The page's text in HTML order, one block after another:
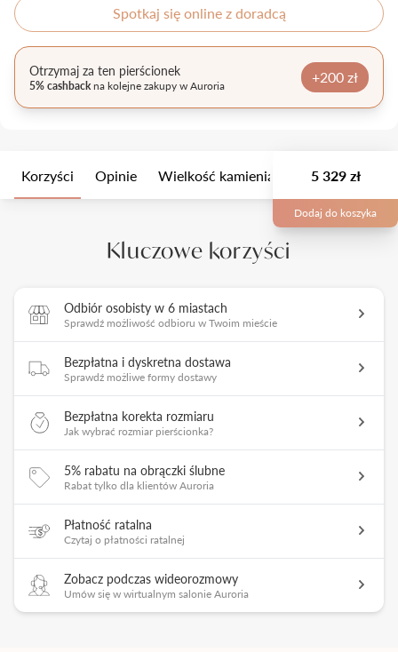
Spotkaj się online z doradcą
Otrzymaj za ten pierścionek
5% cashbackna kolejne zakupy w Auroria +200 zł
Korzyści Opinie Wielkość kamienia Opis
5 329 zł
Dodaj do koszyka
Kluczowe korzyści
Odbiór osobisty w 6 miastach
Sprawdź możliwość odbioru w Twoim mieście
Bezpłatna i dyskretna dostawa
Sprawdź możliwe formy dostawy
Bezpłatna korekta rozmiaru
Jak wybrać rozmiar pierścionka?
5% rabatu na obrączki ślubne
Rabat tylko dla klientów Auroria
Płatność ratalna
Czytaj o płatności ratalnej
Zobacz podczas wideorozmowy
Umów się w wirtualnym salonie Auroria